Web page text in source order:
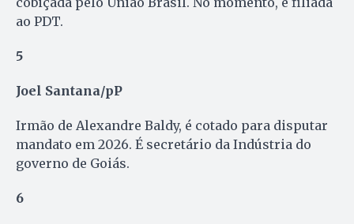
ao PDT.
5
Joel Santana/pP
Irmão de Alexandre Baldy, é cotado para disputar
mandato em 2026. É secretário da Indústria do
governo de Goiás.
6